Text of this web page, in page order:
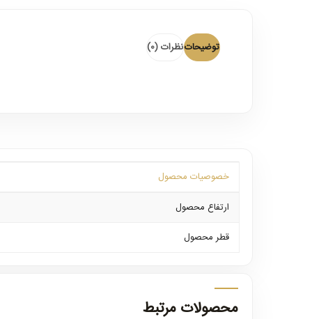
توضیحاتنظرات (0)
خصوصیات محصول
ارتفاع محصول
قطر محصول
محصولات مرتبط